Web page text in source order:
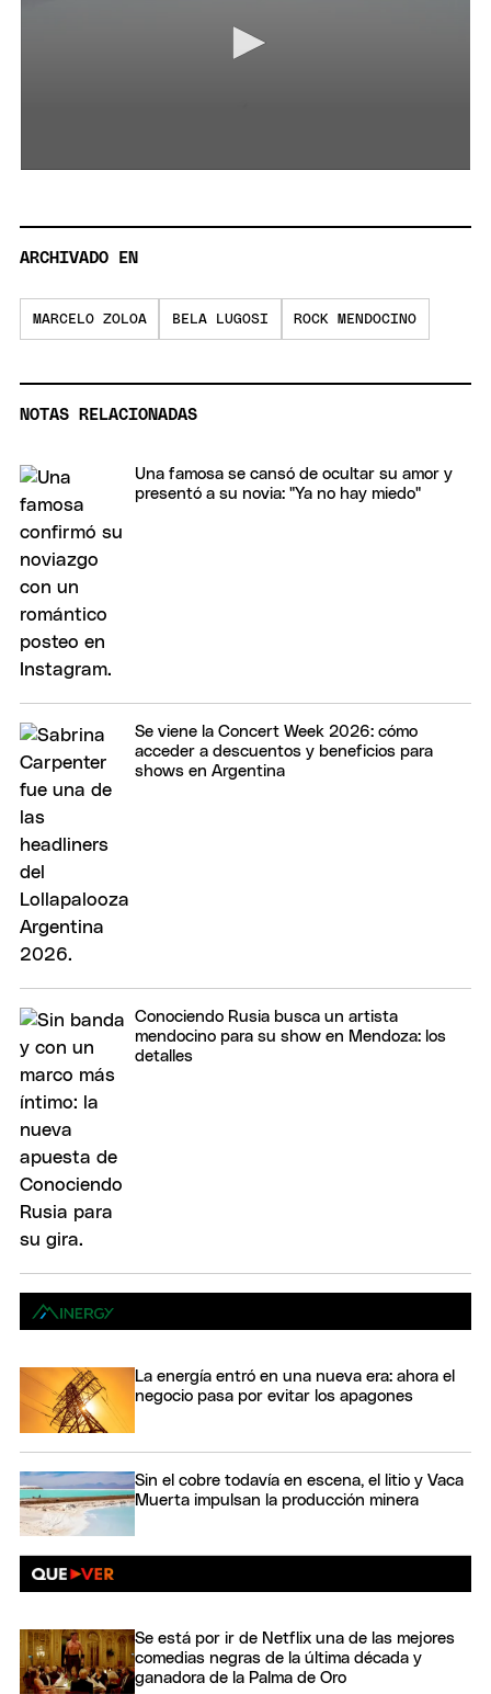
2
minutes,
46
ARCHIVADO EN
MARCELO ZOLOA BELA LUGOSI ROCK MENDOCINO
NOTAS RELACIONADAS
Una famosa se cansó de ocultar su amor y
presentó a su novia: "Ya no hay miedo"
Se viene la Concert Week 2026: cómo
acceder a descuentos y beneficios para
shows en Argentina
Conociendo Rusia busca un artista
mendocino para su show en Mendoza: los
detalles
La energía entró en una nueva era: ahora el
negocio pasa por evitar los apagones
Sin el cobre todavía en escena, el litio y Vaca
Muerta impulsan la producción minera
Se está por ir de Netflix una de las mejores
comedias negras de la última década y
ganadora de la Palma de Oro